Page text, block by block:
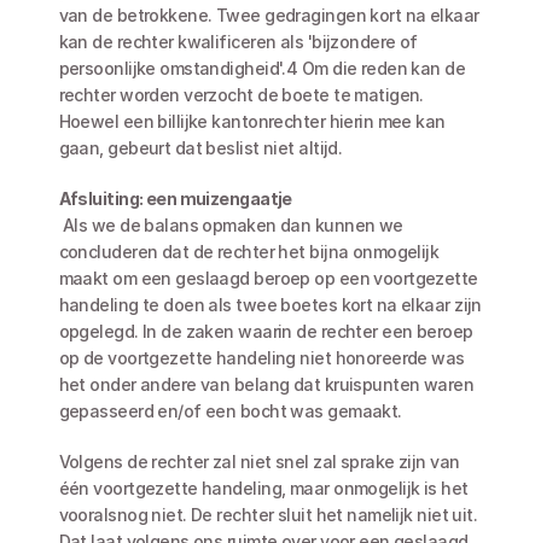
van de betrokkene. Twee gedragingen kort na elkaar
kan de rechter kwalificeren als 'bijzondere of
persoonlijke omstandigheid'.4 Om die reden kan de
rechter worden verzocht de boete te matigen.
Hoewel een billijke kantonrechter hierin mee kan
gaan, gebeurt dat beslist niet altijd.
Afsluiting: een muizengaatje
Als we de balans opmaken dan kunnen we
concluderen dat de rechter het bijna onmogelijk
maakt om een geslaagd beroep op een voortgezette
handeling te doen als twee boetes kort na elkaar zijn
opgelegd. In de zaken waarin de rechter een beroep
op de voortgezette handeling niet honoreerde was
het onder andere van belang dat kruispunten waren
gepasseerd en/of een bocht was gemaakt.
Volgens de rechter zal niet snel zal sprake zijn van
één voortgezette handeling, maar onmogelijk is het
vooralsnog niet. De rechter sluit het namelijk niet uit.